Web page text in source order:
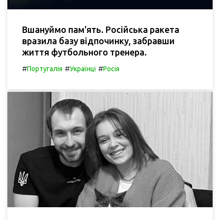
Вшануймо пам'ять. Російська ракета
вразила базу відпочинку, забравши
життя футбольного тренера.
#Португалія #Українці #Росія